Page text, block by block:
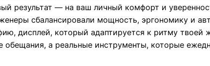
результат — на ваш личный комфорт и
сбалансировали мощность, эргономику и
дисплей, который адаптируется к ритму твоей
а реальные инструменты, которые